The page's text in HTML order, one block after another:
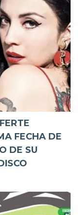
FECHA DE
DE SU